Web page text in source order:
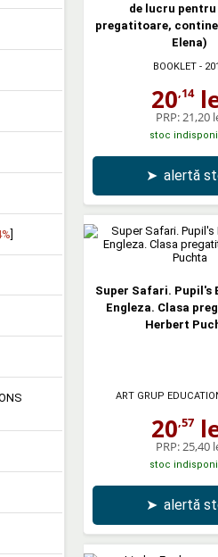
]
de lucru
pregatitoare,
Elena)
BOOKLET -
20,14
PRP:21,20
stoc
➤ alertă
Super Safari. Pupil's
Engleza. Clasa
Herbert
ART GRUP
20,57
PRP:25,40
stoc
➤ alertă